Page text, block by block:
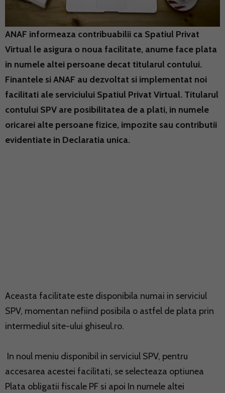
ANAF informeaza contribuabilii ca Spatiul Privat
Virtual le asigura o noua facilitate, anume face plata
in numele altei persoane decat titularul contului.
Finantele si ANAF au dezvoltat si implementat noi
facilitati ale serviciului Spatiul Privat Virtual. Titularul
contului SPV are posibilitatea de a plati, in numele
oricarei alte persoane fizice, impozite sau contributii
evidentiate in Declaratia unica.
Aceasta facilitate este disponibila numai in serviciul
SPV, momentan nefiind posibila o astfel de plata prin
intermediul site-ului ghiseul.ro.
In noul meniu disponibil in serviciul SPV, pentru
accesarea acestei facilitati, se selecteaza optiunea
Plata obligatii fiscale PF si apoi In numele altei